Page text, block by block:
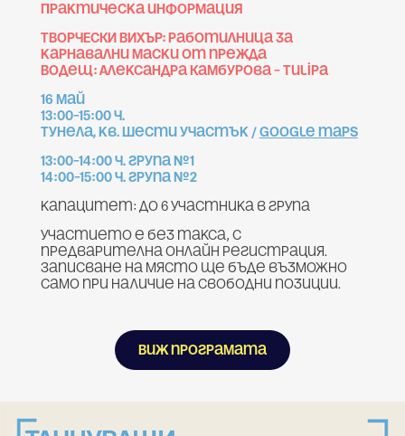
Практическа информация
ТВОРЧЕСКИ ВИХЪР: работилница за
карнавални маски от прежда
Водещ: Александра Камбурова – Tulipa
16 май
13:00–15:00 ч.
Тунела, кв. Шести участък /google maps
13:00–14:00 ч. група №1
14:00–15:00 ч. група №2
капацитет: до 6 участника в група
Участието е без такса, с
предварителна онлайн регистрация.
Записване на място ще бъде възможно
само при наличие на свободни позиции.
Виж програмата